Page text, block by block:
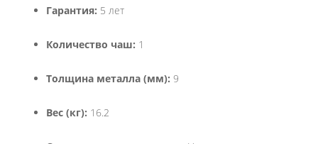
Гарантия: 5 лет
Количество чаш: 1
Толщина металла (мм): 9
Вес (кг): 16.2